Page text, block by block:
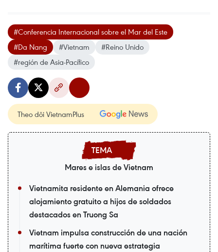
#Conferencia Internacional sobre el Mar del Este
#Da Nang
#Vietnam
#Reino Unido
#región de Asia-Pacífico
Theo dõi VietnamPlus
Mares e islas de Vietnam
Vietnamita residente en Alemania ofrece
alojamiento gratuito a hijos de soldados
destacados en Truong Sa
Vietnam impulsa construcción de una nación
marítima fuerte con nueva estrategia